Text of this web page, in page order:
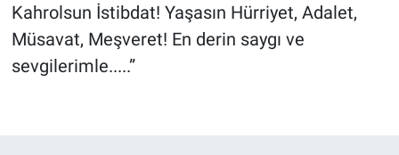
Kahrolsun İstibdat! Yaşasın Hürriyet, Adalet,
Müsavat, Meşveret! En derin saygı ve
sevgilerimle.....”